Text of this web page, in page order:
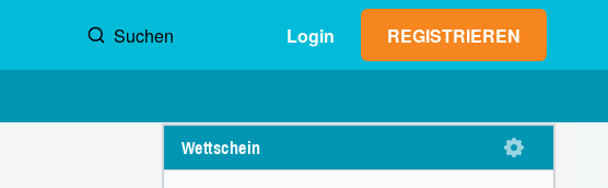
Suchen Login REGISTRIEREN
Wettschein
Max. Gewinn (netto)
0,00 €
Einsatz